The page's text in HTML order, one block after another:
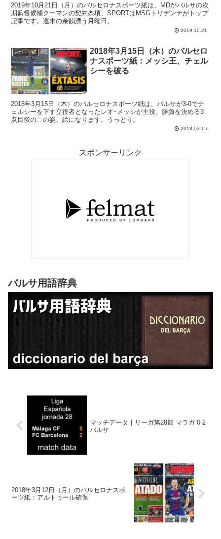
2019年10月21日（月）のバルセロナスポーツ紙は、MDがバルサの次
期監督候補クーマンの契約条項、SPORTはMSGトリデンテがトップ
記事です。週末の余韻漂う月曜日。
2019.10.21
スポーツ紙
2018年3月15日（木）のバルセロ
ナスポーツ紙：メッシ王、チェル
シーを破る
2018年3月15日（木）のバルセロナスポーツ紙は、バルサが3-0でチ
ェルシーを下す立役者となったレオ･メッシが主役。勝負を決める3
点目後のこの姿、絵になります。うっとり。
2018.03.15
スポンサーリンク
バルサ用語辞典
マッチデータ｜リーガ第28節 マラガ 0-2
バルサ
2018年3月12日（月）のバルセロナスポ
ーツ紙：アルトゥール確保